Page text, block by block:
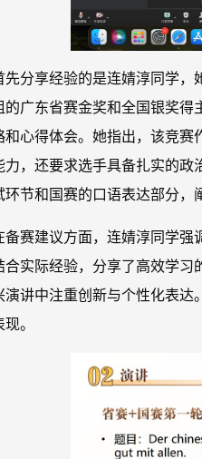
先分享经验的是连婧淳同学，
的广东省赛金奖和全国银奖得
和心得体会。她指出，该竞赛
力，还要求选手具备扎实的政
环节和国赛的口语表达部分，
备赛建议方面，连婧淳同学强
合实际经验，分享了高效学习
演讲中注重创新与个性化表达
。